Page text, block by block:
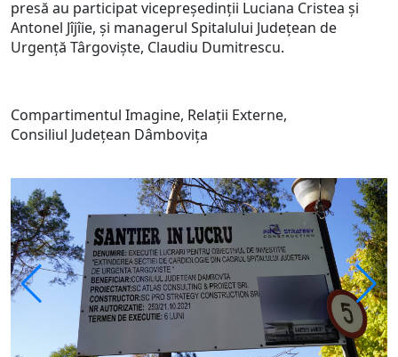
presă au participat vicepreședinții Luciana Cristea și
Antonel Jîjîie, și managerul Spitalului Județean de
Urgență Târgoviște, Claudiu Dumitrescu.
Compartimentul Imagine, Relații Externe,
Consiliul Județean Dâmbovița